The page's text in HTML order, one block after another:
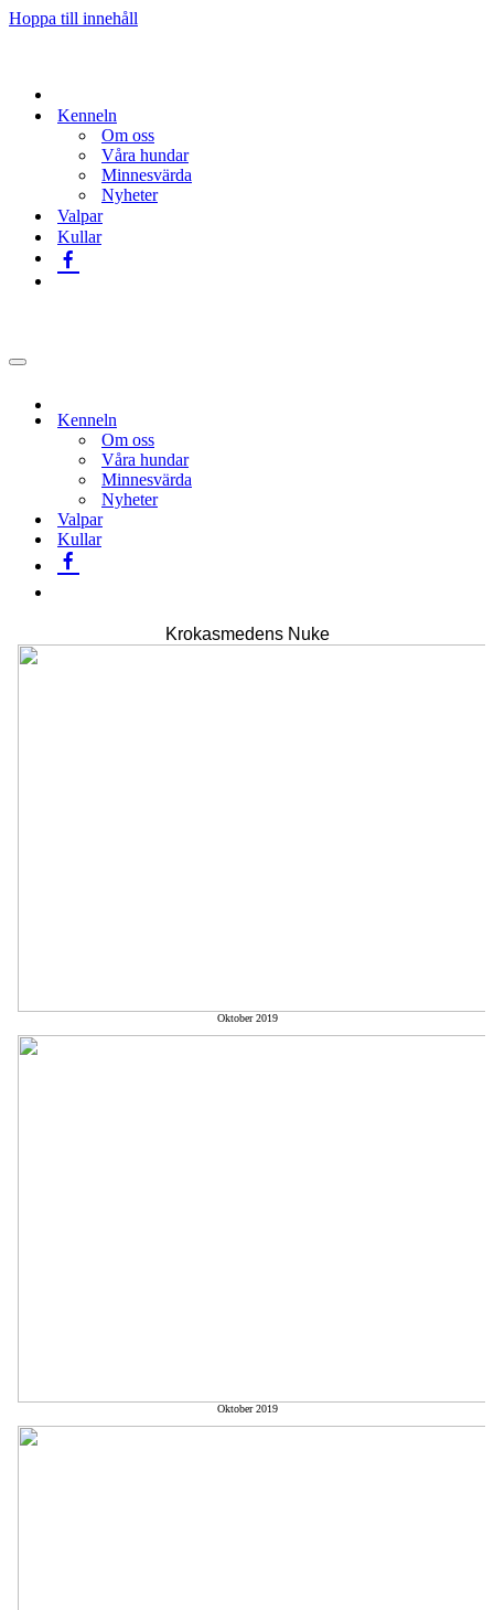
Hoppa till innehåll
Kenneln
Om oss
Våra hundar
Minnesvärda
Nyheter
Valpar
Kullar
Navigeringsmeny
Kenneln
Om oss
Våra hundar
Minnesvärda
Nyheter
Valpar
Kullar